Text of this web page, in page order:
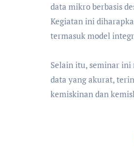
data mikro berbasis
‎Kegiatan ini
termasuk model
‎Selain itu, seminar
data yang akurat,
kemiskinan dan